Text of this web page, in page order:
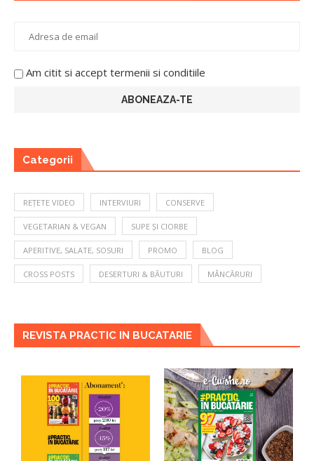
Am citit si accept termenii si conditiile
Categorii
REȚETE VIDEO INTERVIURI CONSERVE
VEGETARIAN & VEGAN SUPE ȘI CIORBE
APERITIVE, SALATE, SOSURI PROMO BLOG
CROSS POSTS DESERTURI & BĂUTURI MÂNCĂRURI
REVISTA PRACTIC IN BUCATARIE